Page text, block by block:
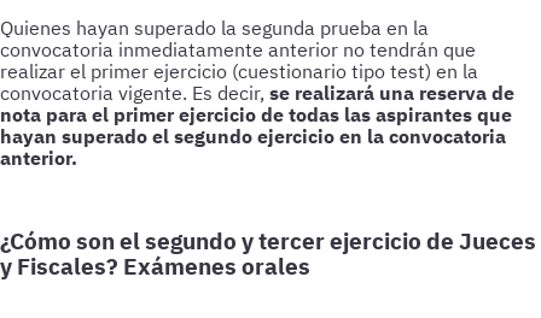
Quienes hayan superado la segunda prueba en la
convocatoria inmediatamente anterior no tendrán que
realizar el primer ejercicio (cuestionario tipo test) en la
convocatoria vigente. Es decir, se realizará una reserva de
nota para el primer ejercicio de todas las aspirantes que
hayan superado el segundo ejercicio en la convocatoria
anterior.
¿Cómo son el segundo y tercer ejercicio de Jueces
y Fiscales? Exámenes orales